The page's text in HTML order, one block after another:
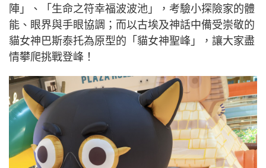
陣」、「生命之符幸福波波池」，考驗小探險家的體
能、眼界與手眼協調；而以古埃及神話中備受崇敬的
貓女神巴斯泰托為原型的「貓女神聖峰」，讓大家盡
情攀爬挑戰登峰！